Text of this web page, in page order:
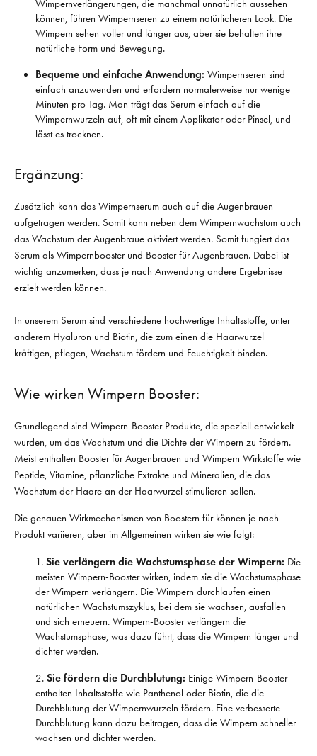
Wimpernverlängerungen, die manchmal unnatürlich aussehen
können, führen Wimpernseren zu einem natürlicheren Look. Die
Wimpern sehen voller und länger aus, aber sie behalten ihre
natürliche Form und Bewegung.
Bequeme und einfache Anwendung: Wimpernseren sind
einfach anzuwenden und erfordern normalerweise nur wenige
Minuten pro Tag. Man trägt das Serum einfach auf die
Wimpernwurzeln auf, oft mit einem Applikator oder Pinsel, und
lässt es trocknen.
Ergänzung:
Zusätzlich kann das Wimpernserum auch auf die Augenbrauen
aufgetragen werden. Somit kann neben dem Wimpernwachstum auch
das Wachstum der Augenbraue aktiviert werden. Somit fungiert das
Serum als Wimpernbooster und Booster für Augenbrauen. Dabei ist
wichtig anzumerken, dass je nach Anwendung andere Ergebnisse
erzielt werden können.
In unserem Serum sind verschiedene hochwertige Inhaltsstoffe, unter
anderem Hyaluron und Biotin, die zum einen die Haarwurzel
kräftigen, pflegen, Wachstum fördern und Feuchtigkeit binden.
Wie wirken Wimpern Booster:
Grundlegend sind Wimpern-Booster Produkte, die speziell entwickelt
wurden, um das Wachstum und die Dichte der Wimpern zu fördern.
Meist enthalten Booster für Augenbrauen und Wimpern Wirkstoffe wie
Peptide, Vitamine, pflanzliche Extrakte und Mineralien, die das
Wachstum der Haare an der Haarwurzel stimulieren sollen.
Die genauen Wirkmechanismen von Boostern für können je nach
Produkt variieren, aber im Allgemeinen wirken sie wie folgt:
Sie verlängern die Wachstumsphase der Wimpern: Die
meisten Wimpern-Booster wirken, indem sie die Wachstumsphase
der Wimpern verlängern. Die Wimpern durchlaufen einen
natürlichen Wachstumszyklus, bei dem sie wachsen, ausfallen
und sich erneuern. Wimpern-Booster verlängern die
Wachstumsphase, was dazu führt, dass die Wimpern länger und
dichter werden.
Sie fördern die Durchblutung: Einige Wimpern-Booster
enthalten Inhaltsstoffe wie Panthenol oder Biotin, die die
Durchblutung der Wimpernwurzeln fördern. Eine verbesserte
Durchblutung kann dazu beitragen, dass die Wimpern schneller
wachsen und dichter werden.